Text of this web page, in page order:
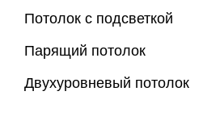
Потолок с подсветкой
Парящий потолок
Двухуровневый потолок